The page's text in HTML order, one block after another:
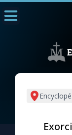
L'actualité de